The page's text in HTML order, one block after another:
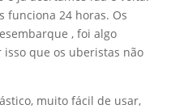
funciona 24 horas. Os
, foi algo
que os uberistas não
muito fácil de usar,